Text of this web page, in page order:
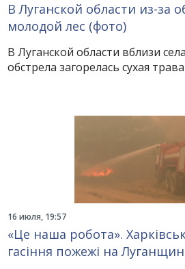
В Луганской области из-за
молодой лес (фото)
В Луганской области вблизи
обстрела загорелась сухая
16 июля, 19:57
«Це наша робота».
гасіння пожежі на